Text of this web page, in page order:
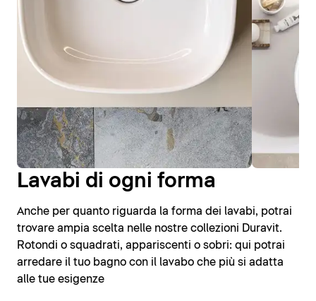
Lavabi di ogni forma
Anche per quanto riguarda la forma dei lavabi, potrai
trovare ampia scelta nelle nostre collezioni Duravit.
Rotondi o squadrati, appariscenti o sobri: qui potrai
arredare il tuo bagno con il lavabo che più si adatta
alle tue esigenze